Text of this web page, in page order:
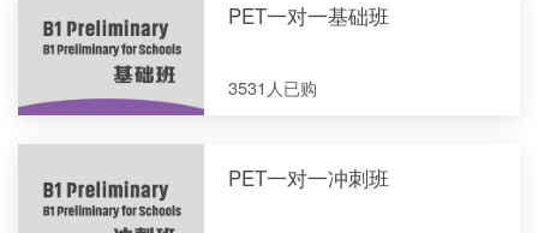
PET一对一基础班
3531人已购
PET一对一冲刺班